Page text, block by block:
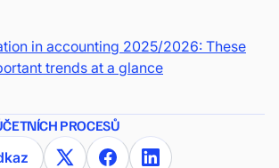
in accounting 2025/2026: These
trends at a glance
PROCESŮ